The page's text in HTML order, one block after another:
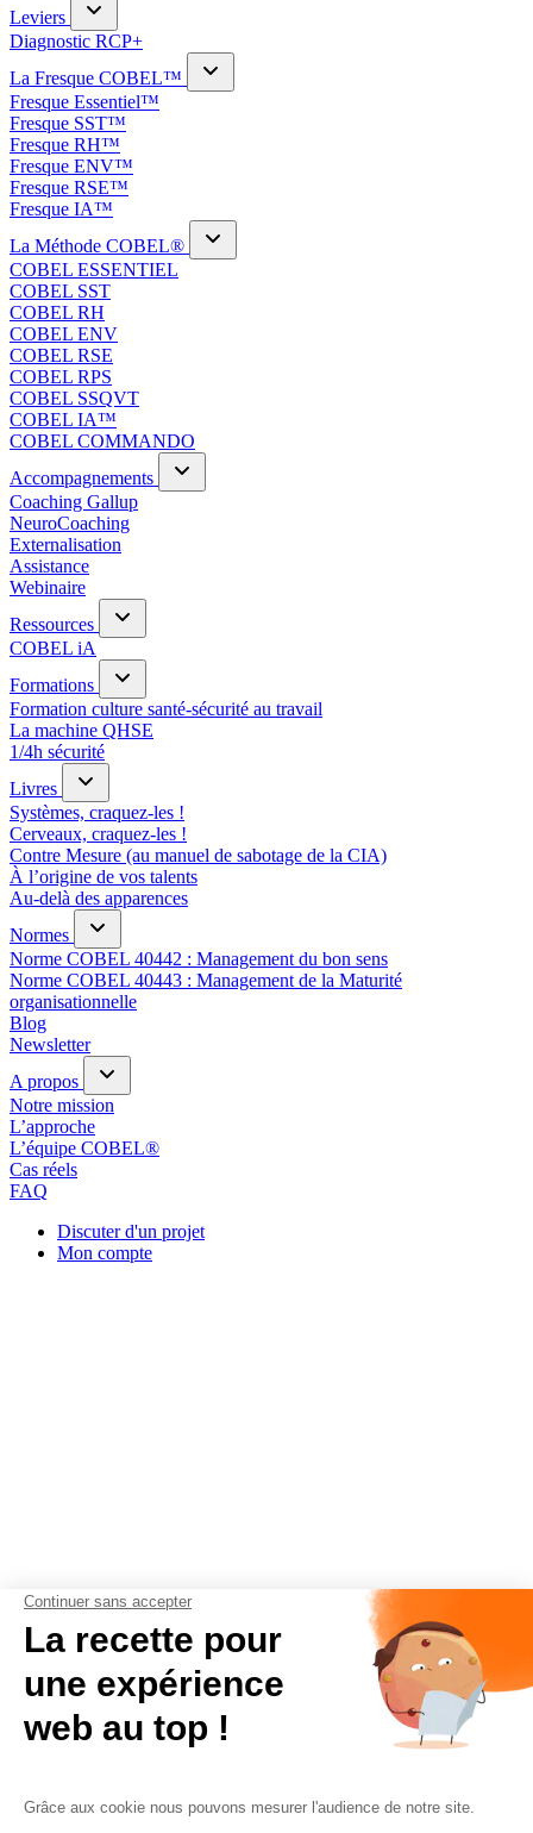
Leviers
Diagnostic RCP+
La Fresque COBEL™
Fresque Essentiel™
Fresque SST™
Fresque RH™
Fresque ENV™
Fresque RSE™
Fresque IA™
La Méthode COBEL®
COBEL ESSENTIEL
COBEL SST
COBEL RH
COBEL ENV
COBEL RSE
COBEL RPS
COBEL SSQVT
COBEL IA™
COBEL COMMANDO
Accompagnements
Coaching Gallup
NeuroCoaching
Externalisation
Assistance
Webinaire
Ressources
COBEL iA
Formations
Formation culture santé-sécurité au travail
La machine QHSE
1/4h sécurité
Livres
Systèmes, craquez-les !
Cerveaux, craquez-les !
Contre Mesure (au manuel de sabotage de la CIA)
À l’origine de vos talents
Au-delà des apparences
Normes
Norme COBEL 40442 : Management du bon sens
Norme COBEL 40443 : Management de la Maturité
organisationnelle
Blog
Newsletter
A propos
Notre mission
L’approche
L’équipe COBEL®
Cas réels
FAQ
Discuter d'un projet
Mon compte